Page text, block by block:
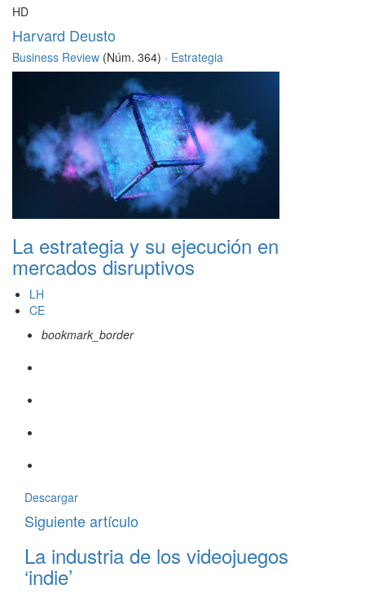
HD
Harvard Deusto
Business Review (Núm. 364) · Estrategia
La estrategia y su ejecución en
mercados disruptivos
LH
CE
bookmark_border
Descargar
Siguiente artículo
La industria de los videojuegos
‘indie’